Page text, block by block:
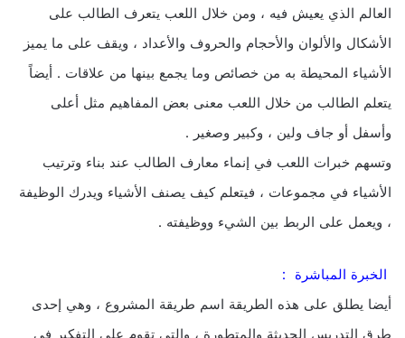
العالم الذي يعيش فيه ، ومن خلال اللعب يتعرف الطالب على
الأشكال والألوان والأحجام والحروف والأعداد ، ويقف على ما يميز
الأشياء المحيطة به من خصائص وما يجمع بينها من علاقات . أيضاً
يتعلم الطالب من خلال اللعب معنى بعض المفاهيم مثل أعلى
وأسفل أو جاف ولين ، وكبير وصغير .
وتسهم خبرات اللعب في إنماء معارف الطالب عند بناء وترتيب
الأشياء في مجموعات ، فيتعلم كيف يصنف الأشياء ويدرك الوظيفة
، ويعمل على الربط بين الشيء ووظيفته .
الخبرة المباشرة :
أيضا يطلق على هذه الطريقة اسم طريقة المشروع ، وهي إحدى